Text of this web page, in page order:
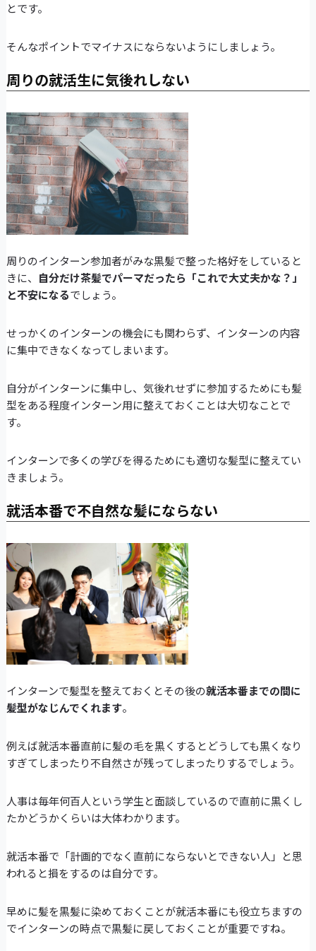
とです。
そんなポイントでマイナスにならないようにしましょう。
周りの就活生に気後れしない
周りのインターン参加者がみな黒髪で整った格好をしていると
きに、 自分だけ茶髪でパーマだったら「これで大丈夫かな？」
と不安になるでしょう。
せっかくのインターンの機会にも関わらず、インターンの内容
に集中できなくなってしまいます。
自分がインターンに集中し、気後れせずに参加するためにも髪
型をある程度インターン用に整えておくことは大切なことで
す。
インターンで多くの学びを得るためにも適切な髪型に整えてい
きましょう。
就活本番で不自然な髪にならない
インターンで髪型を整えておくとその後の就活本番までの間に
髪型がなじんでくれます。
例えば就活本番直前に髪の毛を黒くするとどうしても黒くなり
すぎてしまったり不自然さが残ってしまったりするでしょう。
人事は毎年何百人という学生と面談しているので直前に黒くし
たかどうかくらいは大体わかります。
就活本番で「計画的でなく直前にならないとできない人」と思
われると損をするのは自分です。
早めに髪を黒髪に染めておくことが就活本番にも役立ちますの
でインターンの時点で黒髪に戻しておくことが重要ですね。